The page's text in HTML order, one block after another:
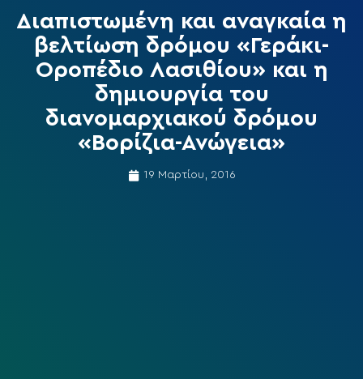
Διαπιστωμένη και αναγκαία η
βελτίωση δρόμου «Γεράκι-
Οροπέδιο Λασιθίου» και η
δημιουργία του
διανομαρχιακού δρόμου
«Βορίζια-Ανώγεια»
19 Μαρτίου, 2016